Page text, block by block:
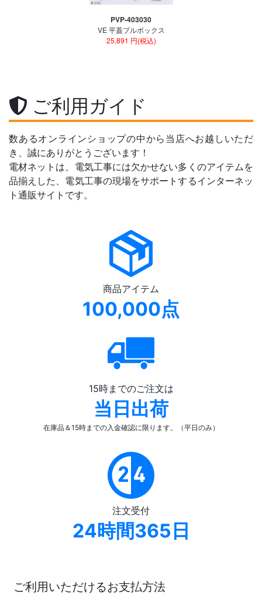
PVP-403030
VE 平蓋プルボックス
25,891 円(税込)
ご利用ガイド
数あるオンラインショップの中から当店へお越しいただ
き、誠にありがとうございます！
電材ネットは、電気工事には欠かせない多くのアイテムを
品揃えした、電気工事の現場をサポートするインターネッ
ト通販サイトです。
商品アイテム
100,000点
15時までのご注文は
当日出荷
在庫品＆15時までの入金確認に限ります。（平日のみ）
注文受付
24時間365日
ご利用いただけるお支払方法